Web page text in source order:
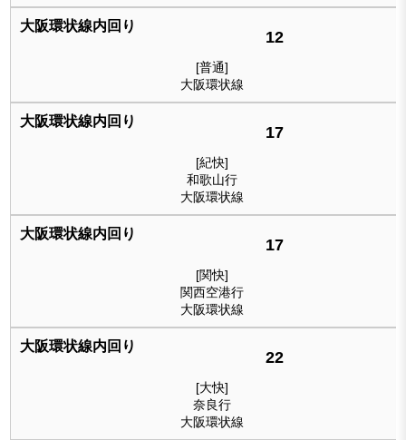
12
[普通]
大阪環状線
17
[紀快]
和歌山行
大阪環状線
17
[関快]
関西空港行
大阪環状線
22
[大快]
奈良行
大阪環状線